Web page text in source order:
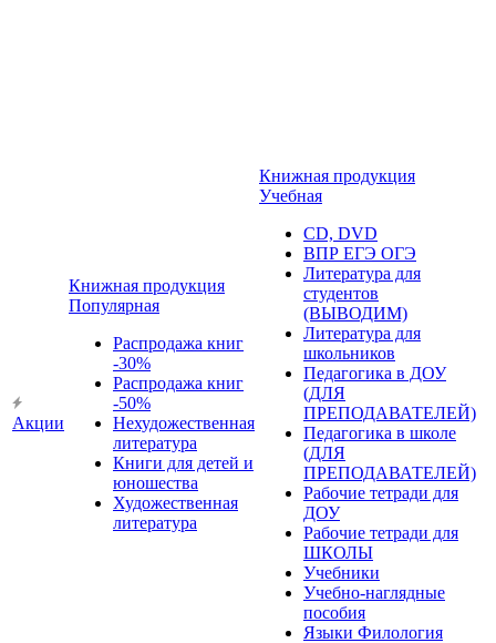
Акции
Книжная продукция
Популярная
Распродажа книг
-30%
Распродажа книг
-50%
Нехудожественная
литература
Книги для детей и
юношества
Художественная
литература
Книжная продукция
Учебная
CD, DVD
ВПР ЕГЭ ОГЭ
Литература для
студентов
(ВЫВОДИМ)
Литература для
школьников
Педагогика в ДОУ
(ДЛЯ
ПРЕПОДАВАТЕЛЕЙ)
Педагогика в школе
(ДЛЯ
ПРЕПОДАВАТЕЛЕЙ)
Рабочие тетради для
ДОУ
Рабочие тетради для
ШКОЛЫ
Учебники
Учебно-наглядные
пособия
Языки Филология